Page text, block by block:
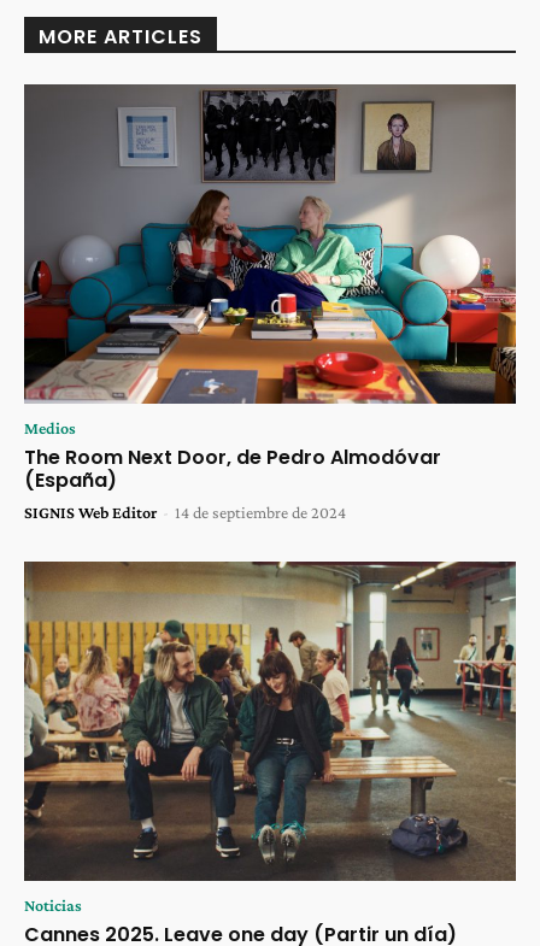
MORE ARTICLES
Medios
The Room Next Door, de Pedro Almodóvar
(España)
SIGNIS Web Editor - 14 de septiembre de 2024
Noticias
Cannes 2025. Leave one day (Partir un día)